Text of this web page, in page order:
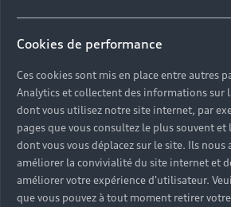
Cookies de performance
Ces cookies sont mis en place entre autres
Analytics et collectent des informations sur
dont vous utilisez notre site internet, par
pages que vous consultez le plus souvent et
dont vous vous déplacez sur le site. Ils nous
améliorer la convivialité du site internet et
améliorer votre expérience d'utilisateur.
que vous pouvez à tout moment retirer votre